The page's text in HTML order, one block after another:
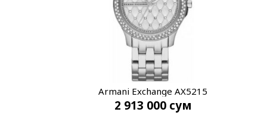
Armani Exchange AX5215
2 913 000 сум